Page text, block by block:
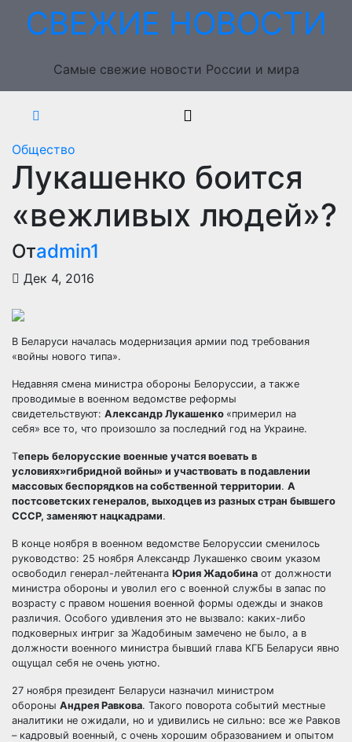
ПерейтиСВЕЖИЕ НОВОСТИ
Самые свежие новости России и мира
Общество
Лукашенко боится
«вежливых людей»?
Отadmin1
Дек 4, 2016
В Беларуси началась модернизация армии под требования
«войны нового типа».
Недавняя смена министра обороны Белоруссии, а также
проводимые в военном ведомстве реформы
свидетельствуют: Александр Лукашенко «примерил на
себя» все то, что произошло за последний год на Украине.
Теперь белорусские военные учатся воевать в
условиях»гибридной войны» и участвовать в подавлении
массовых беспорядков на собственной территории. А
постсоветских генералов, выходцев из разных стран бывшего
СССР, заменяют нацкадрами.
В конце ноября в военном ведомстве Белоруссии сменилось
руководство: 25 ноября Александр Лукашенко своим указом
освободил генерал-лейтенанта Юрия Жадобина от должности
министра обороны и уволил его с военной службы в запас по
возрасту с правом ношения военной формы одежды и знаков
различия. Особого удивления это не вызвало: каких-либо
подковерных интриг за Жадобиным замечено не было, а в
должности военного министра бывший глава КГБ Беларуси явно
ощущал себя не очень уютно.
27 ноября президент Беларуси назначил министром
обороны Андрея Равкова. Такого поворота событий местные
аналитики не ожидали, но и удивились не сильно: все же Равков
– кадровый военный, с очень хорошим образованием и опытом